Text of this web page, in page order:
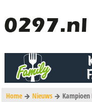
Home Nieuws